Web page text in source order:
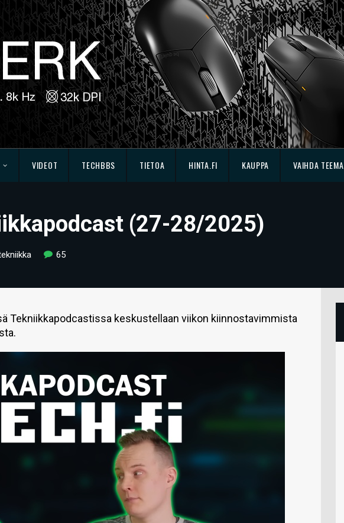
VIDEOT TECHBBS TIETOA HINTA.FI KAUPPA VAIHDA TEEMA
(27-28/2025)
65
Tekniikkapodcastissa keskustellaan viikon kiinnostavimmista